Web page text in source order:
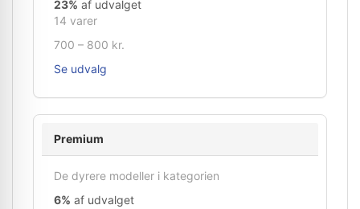
23% af udvalget
14 varer
700 – 800 kr.
Se udvalg
Premium
De dyrere modeller i kategorien
6% af udvalget